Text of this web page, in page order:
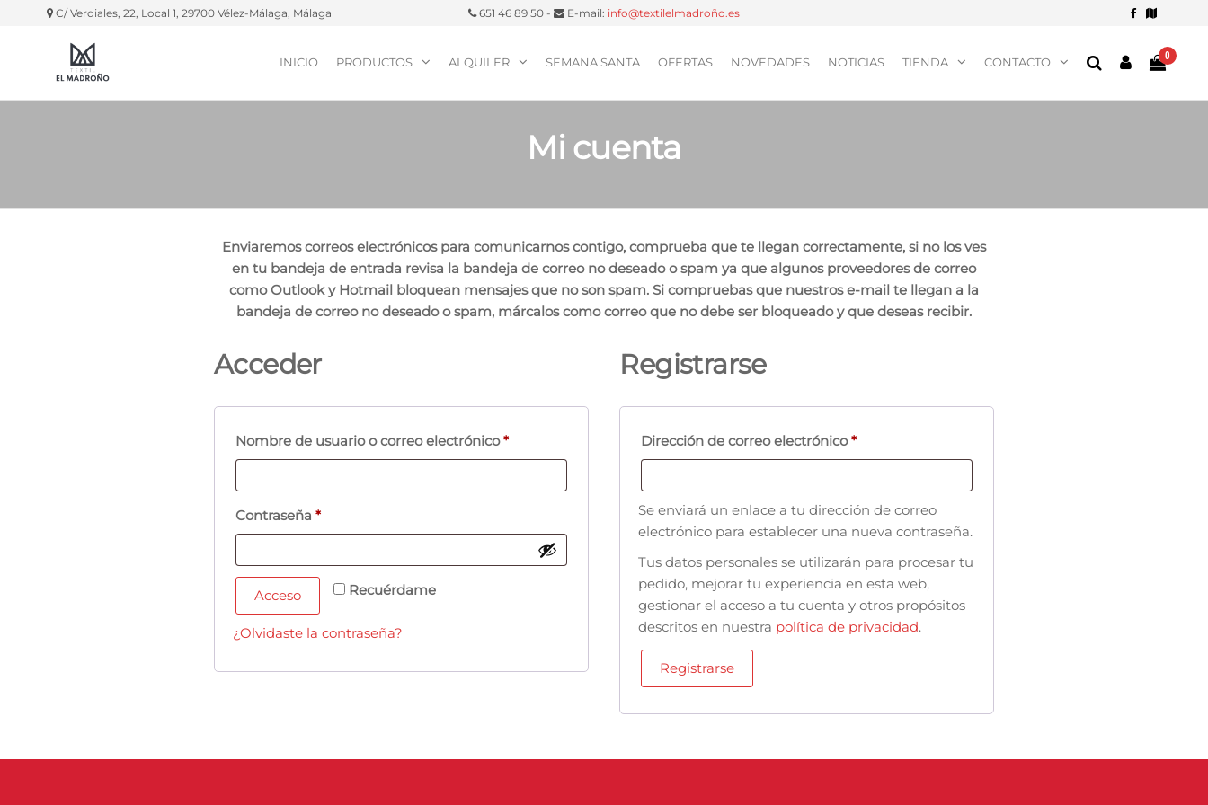
C/ Verdiales, 22, Local 1, 29700 Vélez-Málaga, Málaga 651 46 89 50 - E-mail: info@textilelmadroño.es
Madroño
0
INICIO PRODUCTOS ALQUILER SEMANA SANTA OFERTAS NOVEDADES NOTICIAS TIENDA CONTACTO
Mi cuenta
Enviaremos correos electrónicos para comunicarnos contigo, comprueba que te llegan correctamente, si no los ves
en tu bandeja de entrada revisa la bandeja de correo no deseado o spam ya que algunos proveedores de correo
como Outlook y Hotmail bloquean mensajes que no son spam. Si compruebas que nuestros e-mail te llegan a la
bandeja de correo no deseado o spam, márcalos como correo que no debe ser bloqueado y que deseas recibir.
Acceder
Nombre de usuario o correo electrónico*
Contraseña *
Recuérdame
Acceso
¿Olvidaste la contraseña?
Registrarse
Dirección de correo electrónico*
Se enviará un enlace a tu dirección de correo
electrónico para establecer una nueva contraseña.
Tus datos personales se utilizarán para procesar tu
pedido, mejorar tu experiencia en esta web,
gestionar el acceso a tu cuenta y otros propósitos
descritos en nuestra política de privacidad.
Registrarse